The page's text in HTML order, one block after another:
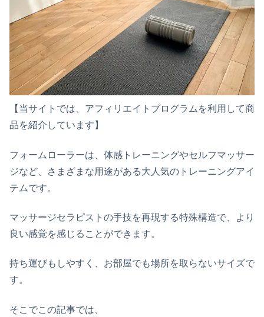
【当サイトでは、アフィリエイトプログラムを利用して商
品を紹介しています】
フォームローラーは、体感トレーニングやセルフマッサー
ジなど、さまざまな用途がある大人気のトレーニングアイ
テムです。
マッサージセラピストの手技を再現する特殊構造で、より
良い感覚を感じることができます。
持ち運びもしやすく、お部屋でも場所を取らないサイズで
す。
そこでこの記事では、